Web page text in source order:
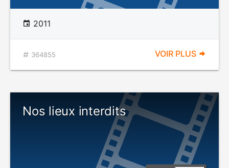
2011
364855 VOIR PLUS
Nos lieux interdits